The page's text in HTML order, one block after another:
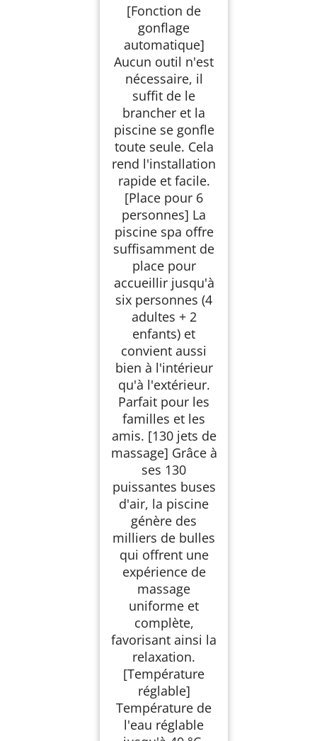
Personnes | ⌀ 208
cm | Rond | 130 Jets
de Massage | 1000
litres | avec
Chauffage | Spa et
Bien-être
[Fonction de
gonflage
automatique]
Aucun outil n'est
nécessaire, il
suffit de le
brancher et la
piscine se gonfle
toute seule. Cela
rend l'installation
rapide et facile.
[Place pour 6
personnes] La
piscine spa offre
suffisamment de
place pour
accueillir jusqu'à
six personnes (4
adultes + 2
enfants) et
convient aussi
bien à l'intérieur
qu'à l'extérieur.
Parfait pour les
familles et les
amis. [130 jets de
massage] Grâce à
ses 130
puissantes buses
d'air, la piscine
génère des
milliers de bulles
qui offrent une
expérience de
massage
uniforme et
complète,
favorisant ainsi la
relaxation.
[Température
réglable]
Température de
l'eau réglable